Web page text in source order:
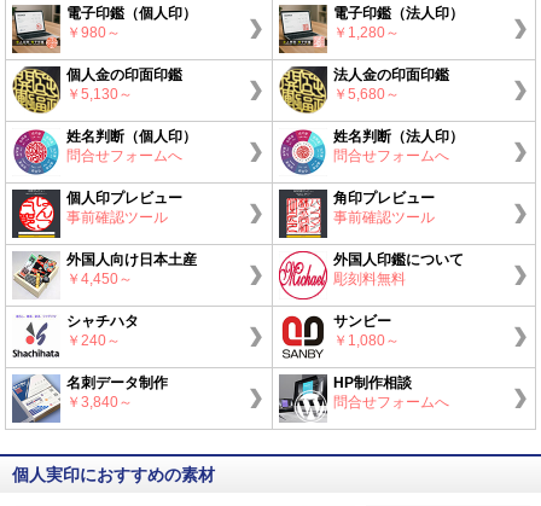
電子印鑑（個人印）
￥980～
電子印鑑（法人印）
￥1,280～
個人金の印面印鑑
￥5,130～
法人金の印面印鑑
￥5,680～
姓名判断（個人印）
問合せフォームへ
姓名判断（法人印）
問合せフォームへ
個人印プレビュー
事前確認ツール
角印プレビュー
事前確認ツール
外国人向け日本土産
￥4,450～
外国人印鑑について
彫刻料無料
シャチハタ
￥240～
サンビー
￥1,080～
名刺データ制作
￥3,840～
HP制作相談
問合せフォームへ
個人実印におすすめの素材